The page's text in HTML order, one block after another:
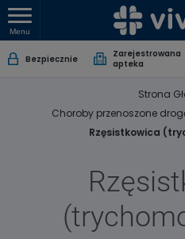
Menu
Bezpiecznie
Zarejestrowana
apteka
Strona
Choroby przenoszone
Rzęsistkowica